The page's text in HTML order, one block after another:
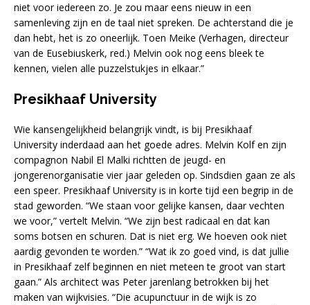
niet voor iedereen zo. Je zou maar eens nieuw in een
samenleving zijn en de taal niet spreken. De achterstand die je
dan hebt, het is zo oneerlijk. Toen Meike (Verhagen, directeur
van de Eusebiuskerk, red.) Melvin ook nog eens bleek te
kennen, vielen alle puzzelstukjes in elkaar.”
Presikhaaf University
Wie kansengelijkheid belangrijk vindt, is bij Presikhaaf
University inderdaad aan het goede adres. Melvin Kolf en zijn
compagnon Nabil El Malki richtten de jeugd- en
jongerenorganisatie vier jaar geleden op. Sindsdien gaan ze als
een speer. Presikhaaf University is in korte tijd een begrip in de
stad geworden. “We staan voor gelijke kansen, daar vechten
we voor,” vertelt Melvin. “We zijn best radicaal en dat kan
soms botsen en schuren. Dat is niet erg. We hoeven ook niet
aardig gevonden te worden.” “Wat ik zo goed vind, is dat jullie
in Presikhaaf zelf beginnen en niet meteen te groot van start
gaan.” Als architect was Peter jarenlang betrokken bij het
maken van wijkvisies. “Die acupunctuur in de wijk is zo